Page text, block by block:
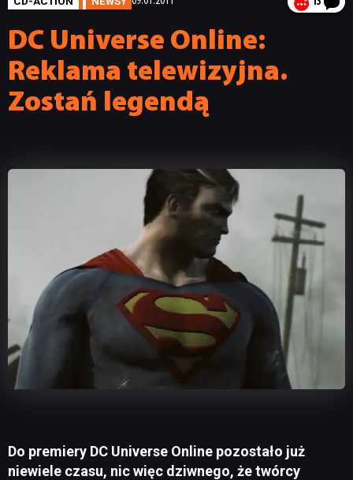
DC Universe Online:
Reklama telewizyjna.
Zostań legendą
Do premiery DC Universe Online pozostało już
niewiele czasu, nic więc dziwnego, że twórcy